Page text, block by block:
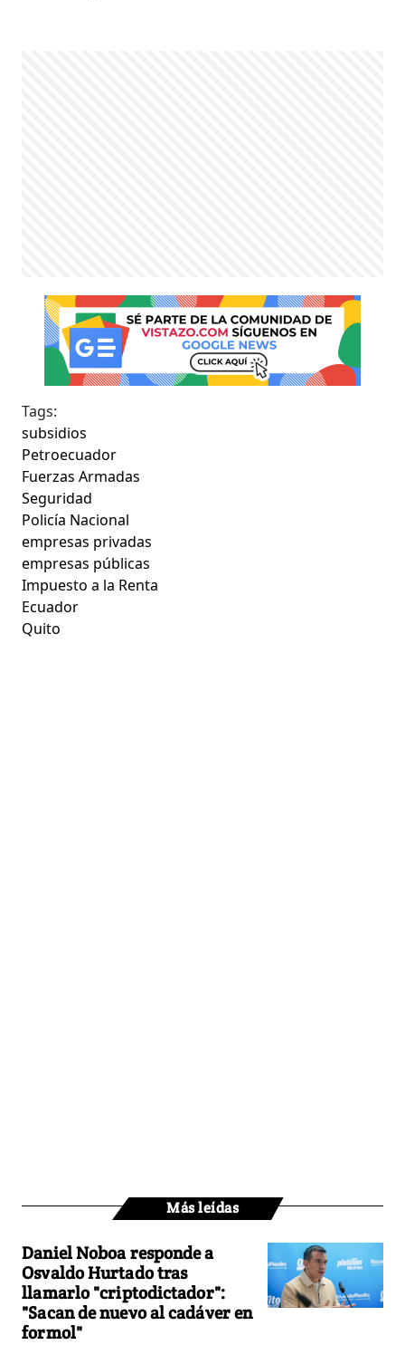
Tags:
subsidios
Petroecuador
Fuerzas Armadas
Seguridad
Policía Nacional
empresas privadas
empresas públicas
Impuesto a la Renta
Ecuador
Quito
Más leídas
Daniel Noboa responde a
Osvaldo Hurtado tras
llamarlo "criptodictador":
"Sacan de nuevo al cadáver en
formol"